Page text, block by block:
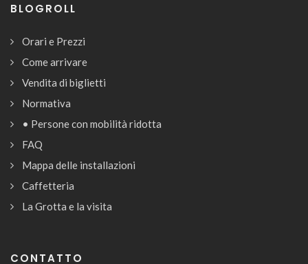
BLOGROLL
Orari e Prezzi
Come arrivare
Vendita di biglietti
Normativa
• Persone con mobilità ridotta
FAQ
Mappa delle installazioni
Caffetteria
La Grotta e la visita
CONTATTO